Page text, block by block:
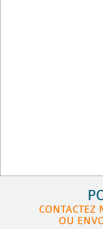
CONTACTEZ
OU